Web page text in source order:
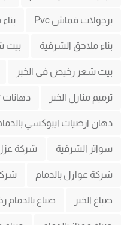
برجولات قماش Pvc
بناء ملاحق الشرقية بيت
بيت شعر رخيص في الخبر
ترميم منازل الخبر دهانات Epoxy للجدران بالشرقية
دهان ارضيات ايبوكسي
سواتر الشرقية شركة
شركة عوازل بالدمام
صباغ الخبر صباغ بالدمام